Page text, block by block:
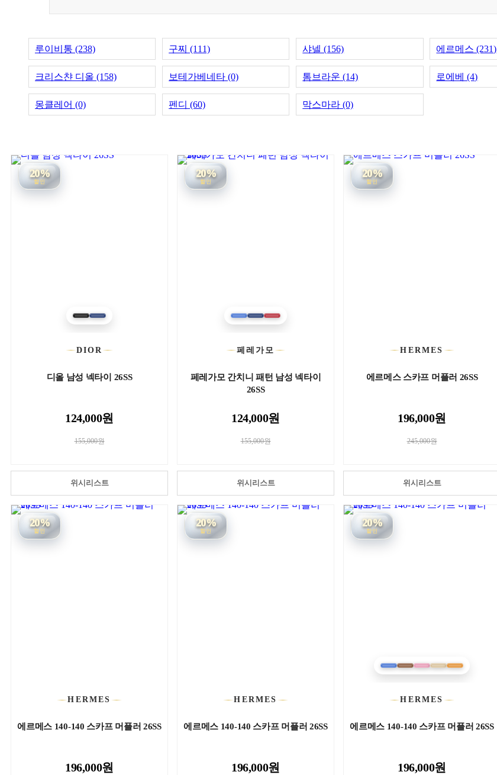
루이비통 (238) 구찌 (111) 샤넬 (156) 에르메스 (231)
크리스챤 디올 (158) 보테가베네타 (0) 톰브라운 (14) 로에베 (4)
몽클레어 (0) 펜디 (60) 막스마라 (0)
20%
할인
DIOR
디올 남성 넥타이 26SS
124,000원
155,000원
위시리스트
20%
할인
페레가모
페레가모 간치니 패턴 남성 넥타이
26SS
124,000원
155,000원
위시리스트
20%
할인
HERMES
에르메스 스카프 머플러 26SS
196,000원
245,000원
위시리스트
20%
할인
HERMES
에르메스 140-140 스카프 머플러 26SS
196,000원
20%
할인
HERMES
에르메스 140-140 스카프 머플러 26SS
196,000원
20%
할인
HERMES
에르메스 140-140 스카프 머플러 26SS
196,000원